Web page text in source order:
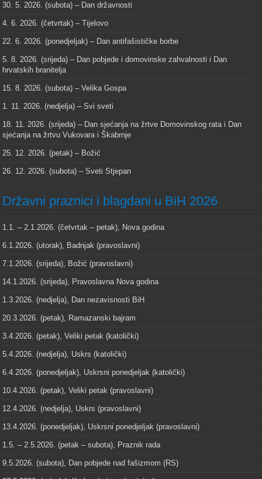
30. 5. 2026. (subota) – Dan državnosti
4. 6. 2026. (četvrtak) – Tijelovo
22. 6. 2026. (ponedjeljak) – Dan antifašističke borbe
5. 8. 2026. (srijeda) – Dan pobjede i domovinske zahvalnosti i Dan
hrvatskih branitelja
15. 8. 2026. (subota) – Velika Gospa
1. 11. 2026. (nedjelja) – Svi sveti
18. 11. 2026. (srijeda) – Dan sjećanja na žrtve Domovinskog rata i Dan
sjećanja na žrtvu Vukovara i Škabrnje
25. 12. 2026. (petak) – Božić
26. 12. 2026. (subota) – Sveti Stjepan
Državni praznici i blagdani u BiH 2026
1.1. – 2.1.2026. (četvrtak – petak), Nova godina
6.1.2026. (utorak), Badnjak (pravoslavni)
7.1.2026. (srijeda), Božić (pravoslavni)
14.1.2026. (srijeda), Pravoslavna Nova godina
1.3.2026. (nedjelja), Dan nezavisnosti BiH
20.3.2026. (petak), Ramazanski bajram
3.4.2026. (petak), Veliki petak (katolički)
5.4.2026. (nedjelja), Uskrs (katolički)
6.4.2026. (ponedjeljak), Uskrsni ponedjeljak (katolički)
10.4.2026. (petak), Veliki petak (pravoslavni)
12.4.2026. (nedjelja), Uskrs (pravoslavni)
13.4.2026. (ponedjeljak), Uskrsni ponedjeljak (pravoslavni)
1.5. – 2.5.2026. (petak – subota), Praznik rada
9.5.2026. (subota), Dan pobjede nad fašizmom (RS)